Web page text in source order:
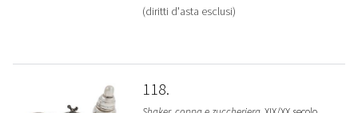
(diritti d'asta esclusi)
118